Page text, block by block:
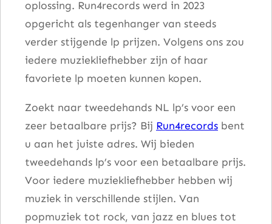
oplossing. Run4records werd in 2023
opgericht als tegenhanger van steeds
verder stijgende lp prijzen. Volgens ons zou
iedere muziekliefhebber zijn of haar
favoriete lp moeten kunnen kopen.
Zoekt naar tweedehands NL lp’s voor een
zeer betaalbare prijs? Bij Run4records bent
u aan het juiste adres. Wij bieden
tweedehands lp’s voor een betaalbare prijs.
Voor iedere muziekliefhebber hebben wij
muziek in verschillende stijlen. Van
popmuziek tot rock, van jazz en blues tot